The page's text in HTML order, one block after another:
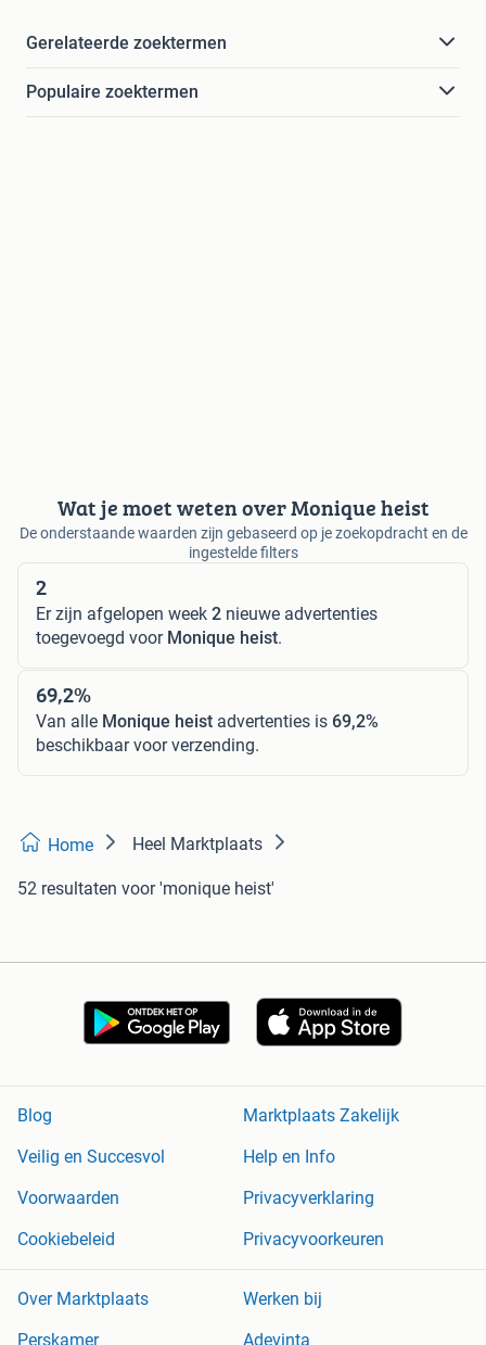
Gerelateerde zoektermen
Populaire zoektermen
Wat je moet weten over Monique heist
De onderstaande waarden zijn gebaseerd op je zoekopdracht en de
ingestelde filters
2
Er zijn afgelopen week 2 nieuwe advertenties
toegevoegd voor Monique heist.
69,2%
Van alle Monique heist advertenties is 69,2%
beschikbaar voor verzending.
Home Heel Marktplaats
52 resultaten voor 'monique heist'
Blog
Marktplaats Zakelijk
Veilig en Succesvol
Help en Info
Voorwaarden
Privacyverklaring
Cookiebeleid
Privacyvoorkeuren
Over Marktplaats
Werken bij
Perskamer
Adevinta